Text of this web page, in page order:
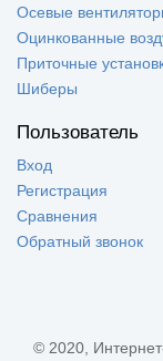
Осевые
Оцинкованные
Приточные
Шиберы
Пользователь
Вход
Регистрация
Сравнения
Обратный звонок
© 2020,